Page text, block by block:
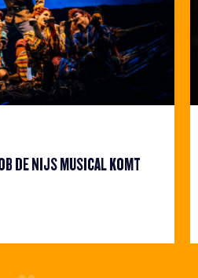
DE NIJS MUSICAL KOMT